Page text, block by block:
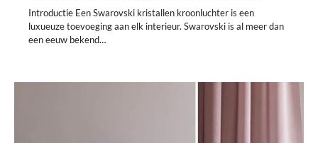
Introductie Een Swarovski kristallen kroonluchter is een
luxueuze toevoeging aan elk interieur. Swarovski is al meer dan
een eeuw bekend…